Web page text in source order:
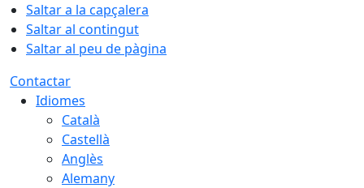
Saltar a la capçalera
Saltar al contingut
Saltar al peu de pàgina
Contactar
Idiomes
Català
Castellà
Anglès
Alemany